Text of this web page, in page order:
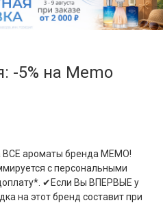
-5% на Memo
ароматы бренда MEMO!
с персональными
✔Если Вы ВПЕРВЫЕ у
на этот бренд составит при